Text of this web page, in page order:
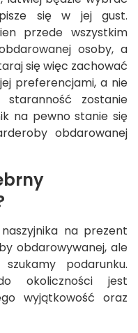
się w jej gust.
przede wszystkim
osoby, a
się więc zachować
preferencjami, a nie
zostanie
na pewno stanie się
obdarowanej
na prezent
obdarowywanej, ale
podarunku.
okoliczności jest
wyjątkowość oraz